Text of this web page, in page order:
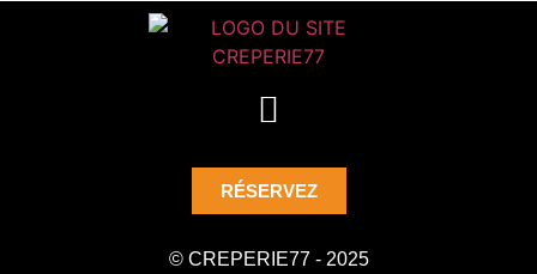
RÉSERVEZ
© CREPERIE77 - 2025